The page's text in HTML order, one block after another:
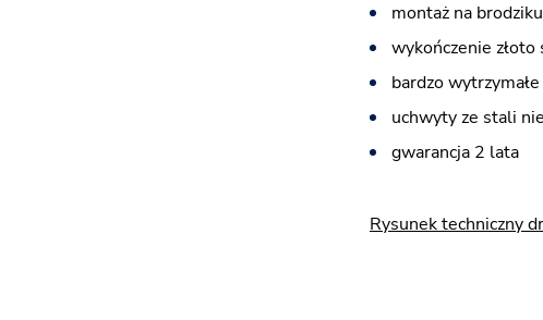
montaż na
wykończenie złoto
bardzo
uchwyty ze stali
gwarancja 2 lata
Rysunek techniczny